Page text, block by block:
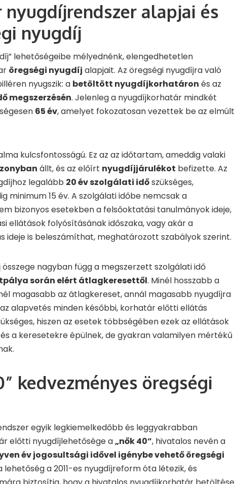
nyugdíjrendszer alapjai és
nyugdíj
lehetőségeibe mélyednénk, elengedhetetlen
öregségi nyugdíj alapjait. Az öregségi nyugdíjra való
nyugszik: a betöltött nyugdíjkorhatáron és az
megszerzésén. Jelenleg a nyugdíjkorhatár mindkét
65 év, amelyet fokozatosan vezettek be az elmúlt
kulcsfontosságú. Ez az az időtartam, ameddig valaki
állt, és az előírt nyugdíjjárulékot befizette. Az
legalább 20 év szolgálati időszükséges,
minimum 15 év. A szolgálati időbe nemcsak a
bizonyos esetekben a felsőoktatási tanulmányok ideje,
ellátások folyósításának időszaka, vagy akár a
ideje is beleszámíthat, meghatározott szabályok szerint.
összege nagyban függ a megszerzett szolgálati idő
során elért átlagkeresettől. Minél hosszabb a
magasabb az átlagkereset, annál magasabb nyugdíjra
alapvetés minden későbbi, korhatár előtti ellátás
hiszen az esetek többségében ezek az ellátások
a keresetekre épülnek, de gyakran valamilyen mértékű
kedvezményes öregségi
egyik legkiemelkedőbb és leggyakrabban
előtti nyugdíjlehetősége a„nők 40”, hivatalos nevén a
év jogosultsági idővel igénybe vehető öregségi
lehetőség a 2011-es nyugdíjreform óta létezik, és